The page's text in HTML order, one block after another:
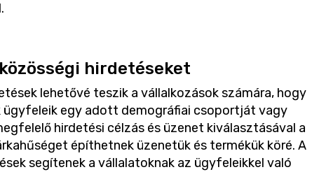
hirdetéseket
lehetővé teszik a vállalkozások számára, hogy
ügyfeleik egy adott demográfiai csoportját vagy
hirdetési célzás és üzenet kiválasztásával a
építhetnek üzenetük és termékük köré. A
segítenek a vállalatoknak az ügyfeleikkel való